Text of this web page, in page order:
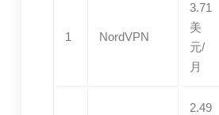
1 NordVPN
3.71
美
元/
月
2.49